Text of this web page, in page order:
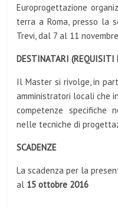
Europrogettazione
terra a Roma, presso la
Trevi, dal 7 al 11
DESTINATARI (REQUISITI
Il Master si rivolge, in
amministratori locali che
competenze specifiche
nelle tecniche di
SCADENZE
La scadenza per la
al 15 ottobre 2016